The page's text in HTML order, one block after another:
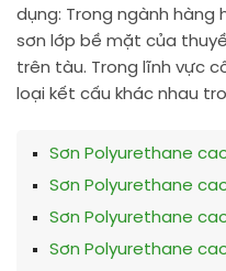
dụng: Trong ngành hàng
sơn lớp bề mặt của
trên tàu. Trong lĩnh vực
loại kết cấu khác nhau
Sơn Polyurethane cao
Sơn Polyurethane cao
Sơn Polyurethane cao
Sơn Polyurethane cao